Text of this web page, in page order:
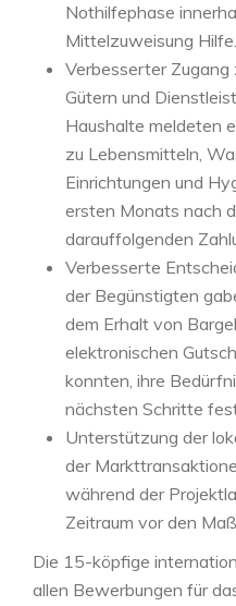
Nothilfephase
Mittelzuweisung Hilfe.
Verbesserter
Gütern und
Haushalte meldeten
zu Lebensmitteln,
Einrichtungen und
ersten Monats nach
darauffolgenden
Verbesserte
der Begünstigten
dem Erhalt von
elektronischen
konnten, ihre
nächsten Schritte
Unterstützung der
der
während der
Zeitraum vor den
Die 15-köpfige
allen Bewerbungen für